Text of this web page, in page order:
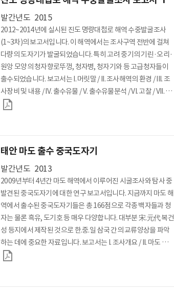
발간년도 2015
2012~2014년에 실시된 진도 명량대첩로 해역 수중발굴조사
(1~3차)의 보고서입니다. 이 해역에서는 조사구역 전반에 걸쳐
다량의 도자기가 발굴되었습니다. 특히 고려 중기의 기린·오리·
원앙 모양의 청자향로뚜껑, 청자병, 청자기와 등 고급청자들이
출수되었습니다. 보고서는 I. 머릿말 / II. 조사해역의 환경 / III. 조
사장비 및 내용 / IV. 출수유물 / V. 출수유물분석 / VI. 고찰 / VII. 맺
음말 등으로 구성하였습니다. *담당부서 : 수중발굴과
태안 마도 출수 중국도자기
발간년도 2013
2009년부터 4년간 마도 해역에서 이루어진 시굴조사와 탐사 중
발견된 중국도자기에 대한 연구 보고서입니다. 지금까지 마도 해
역에서 출수된 중국도자기들은 총 166점으로 각종 백자들과 청
자는 물론 흑유, 도기호 등 매우 다양합니다. 대부분 宋.元代 복건
성 등지에서 제작된 것으로 한.중.일 삼국 간의 교류양상을 파악
하는 데에 중요한 자료입니다. 보고서는 I. 조사개요 / II. 마도 출
수 중국도자기 / III. 연구논문 / IV. 맺음말 등으로 구성하였습니